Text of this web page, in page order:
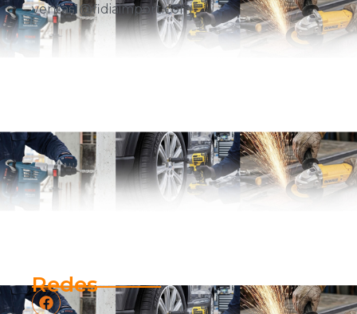
ventas1@fidiaimport.com
Redes